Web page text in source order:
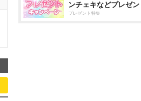
ンチェキなどプレゼン
プレゼント特集